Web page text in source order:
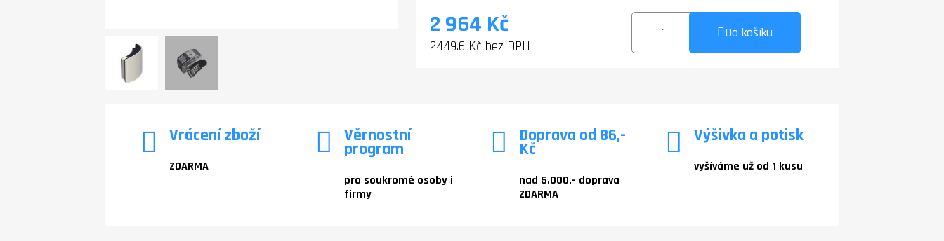
2 964 Kč
2449.6 Kč bez DPH
Do košíku
Vrácení zboží
ZDARMA
Věrnostní
program
pro soukromé osoby i
firmy
Doprava od 86,-
Kč
nad 5.000,- doprava
ZDARMA
Výšivka a potisk
vyšíváme už od 1 kusu